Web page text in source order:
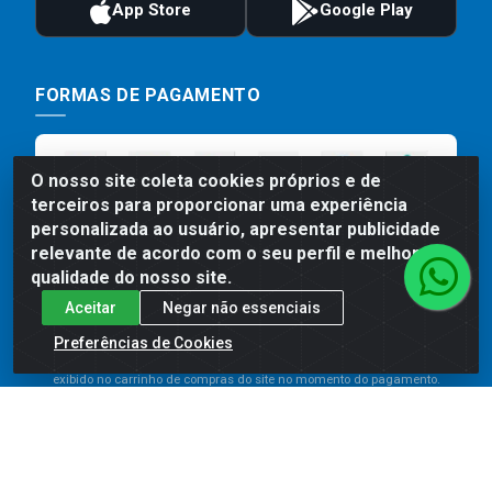
O nosso site coleta cookies próprios e de
terceiros para proporcionar uma experiência
personalizada ao usuário, apresentar publicidade
relevante de acordo com o seu perfil e melhorar a
qualidade do nosso site.
Aceitar
Negar não essenciais
Preferências de Cookies
FORMAS DE PAGAMENTO
Preços, promoções, condições de pagamento e frete são válidos
para compras realizadas exclusivamente pelo site. Caso haja
exibido no carrinho de compras do site no momento do pagamento.